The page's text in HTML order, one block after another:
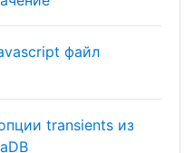
файл
transients из